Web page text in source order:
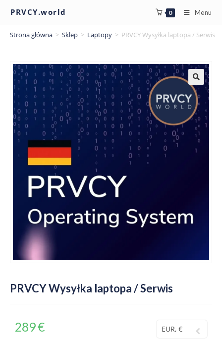
PRVCY.world 0 Menu
Strona główna > Sklep > Laptopy > PRVCY Wysyłka laptopa / Serwis
PRVCY Wysyłka laptopa / Serwis
289€ EUR, €